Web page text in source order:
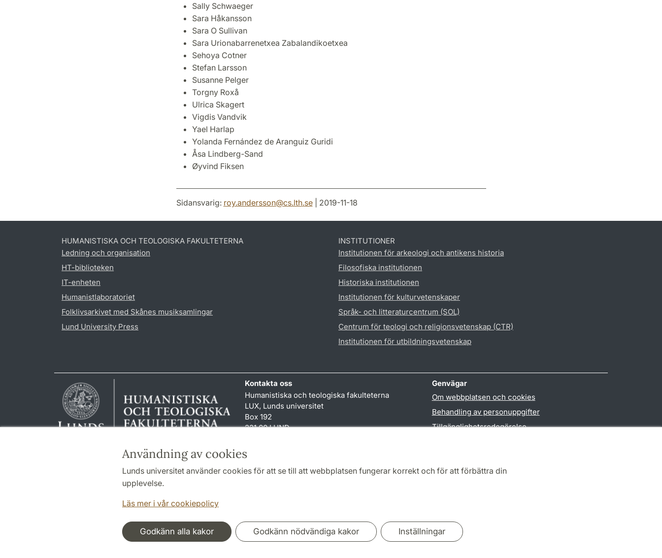
Användning av cookies
Lunds universitet använder cookies för att se till att webbplatsen fungerar korrekt och för att förbättra din
upplevelse.
Läs mer i vår cookiepolicy
Godkänn alla kakor Godkänn nödvändiga kakor Inställningar
Sally Schwaeger
Sara Håkansson
Sara O Sullivan
Sara Urionabarrenetxea Zabalandikoetxea
Sehoya Cotner
Stefan Larsson
Susanne Pelger
Torgny Roxå
Ulrica Skagert
Vigdis Vandvik
Yael Harlap
Yolanda Fernández de Aranguiz Guridi
Åsa Lindberg-Sand
Øyvind Fiksen
Sidansvarig: roy.andersson@cs.lth.se| 2019-11-18
HUMANISTISKA OCH TEOLOGISKA FAKULTETERNA
Ledning och organisation
HT-biblioteken
IT-enheten
Humanistlaboratoriet
Folklivsarkivet med Skånes musiksamlingar
Lund University Press
INSTITUTIONER
Institutionen för arkeologi och antikens historia
Filosofiska institutionen
Historiska institutionen
Institutionen för kulturvetenskaper
Språk- och litteraturcentrum (SOL)
Centrum för teologi och religionsvetenskap (CTR)
Institutionen för utbildningsvetenskap
Kontakta oss
Humanistiska och teologiska fakulteterna
LUX, Lunds universitet
Box 192
221 00 LUND
kansliht
Genvägar
Om webbplatsen och cookies
Behandling av personuppgifter
Tillgänglighetsredogörelse